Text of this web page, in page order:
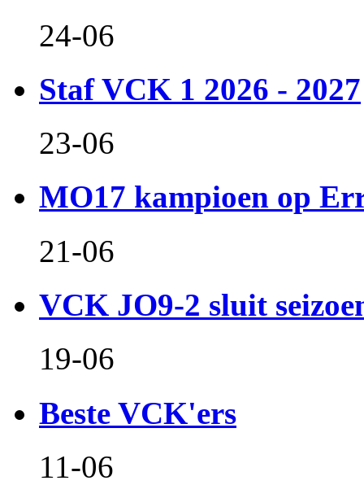
24-06
Staf VCK 1 2026 - 2027
23-06
MO17 kampioen op
21-06
VCK JO9-2 sluit
19-06
Beste VCK'ers
11-06